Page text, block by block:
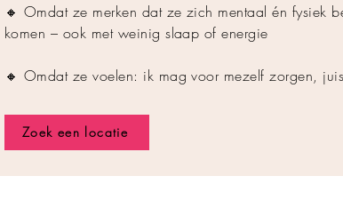
🔸 Omdat ze merken dat ze zich mentaal én fysiek
komen – ook met weinig slaap of energie
🔸 Omdat ze voelen: ik mag voor mezelf zorgen,
Zoek een locatie